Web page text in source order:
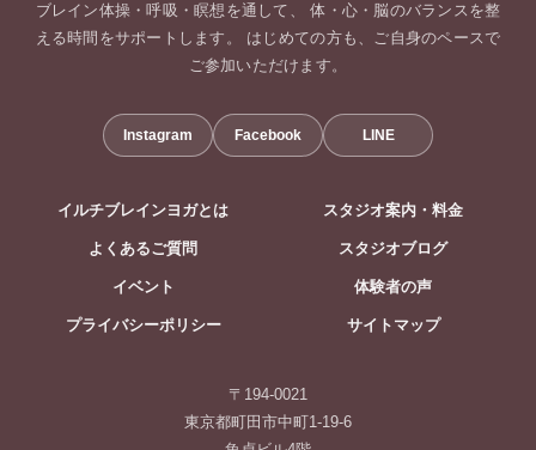
ブレイン体操・呼吸・瞑想を通して、 体・心・脳のバランスを整
える時間をサポートします。 はじめての方も、ご自身のペースで
ご参加いただけます。
Instagram Facebook LINE
イルチブレインヨガとは スタジオ案内・料金
よくあるご質問 スタジオブログ
イベント 体験者の声
プライバシーポリシー サイトマップ
〒194-0021
東京都町田市中町1-19-6